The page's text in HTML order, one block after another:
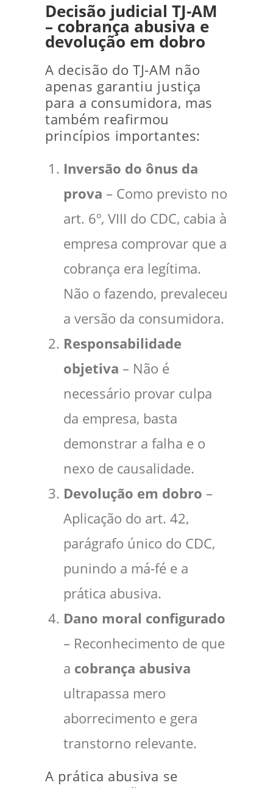
Decisão judicial TJ-AM
– cobrança abusiva e
devolução em dobro
A decisão do TJ-AM não
apenas garantiu justiça
para a consumidora, mas
também reafirmou
princípios importantes:
Inversão do ônus da
prova – Como previsto no
art. 6º, VIII do CDC, cabia à
empresa comprovar que a
cobrança era legítima.
Não o fazendo, prevaleceu
a versão da consumidora.
Responsabilidade
objetiva – Não é
necessário provar culpa
da empresa, basta
demonstrar a falha e o
nexo de causalidade.
Devolução em dobro –
Aplicação do art. 42,
parágrafo único do CDC,
punindo a má-fé e a
prática abusiva.
Dano moral configurado
– Reconhecimento de que
a cobrança abusiva
ultrapassa mero
aborrecimento e gera
transtorno relevante.
A prática abusiva se